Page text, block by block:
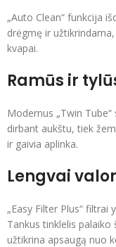
„Auto Clean“ funkcija
drėgmę ir
kvapai.
Ramūs ir
Modernus „Twin
dirbant aukštu, tiek
ir gaivia aplinka.
Lengvai
„Easy Filter Plus“
Tankus tinklelis
užtikrina apsaugą nuo